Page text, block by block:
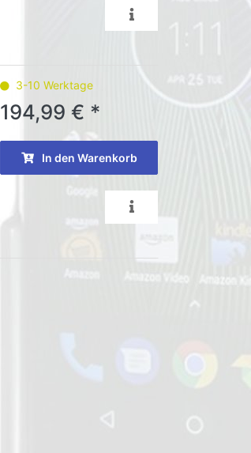
3-10 Werktage
194,99 € *
In den Warenkorb